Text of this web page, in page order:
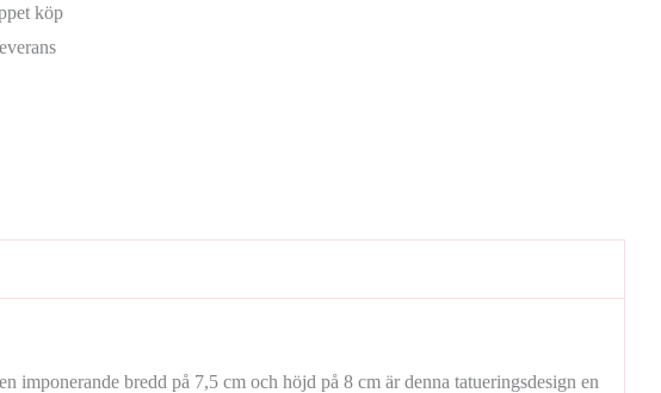
köp
imponerande bredd på 7,5 cm och höjd på 8 cm är denna tatueringsdesign en